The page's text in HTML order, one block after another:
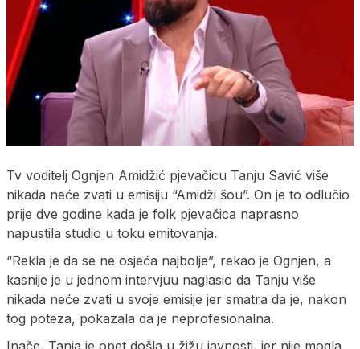
Tv voditelj Ognjen Amidžić pjevačicu Tanju Savić više
nikada neće zvati u emisiju “Amidži šou”. On je to odlučio
prije dve godine kada je folk pjevačica naprasno
napustila studio u toku emitovanja.
“Rekla je da se ne osjeća najbolje”, rekao je Ognjen, a
kasnije je u jednom intervjuu naglasio da Tanju više
nikada neće zvati u svoje emisije jer smatra da je, nakon
tog poteza, pokazala da je neprofesionalna.
Inače, Tanja je opet došla u žižu javnosti, jer nije mogla